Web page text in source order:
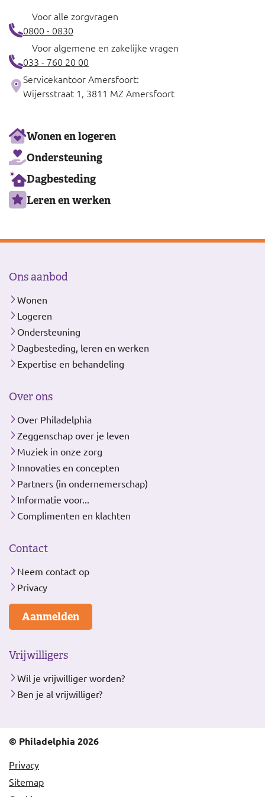
Voor alle zorgvragen
0800 - 0830
Voor algemene en zakelijke vragen
033 - 760 20 00
Servicekantoor Amersfoort:
Wijersstraat 1, 3811 MZ Amersfoort
Ons
aanbod
Wonen en logeren
Ondersteuning
Dagbesteding
Leren en werken
Ons aanbod
Wonen
Logeren
Ondersteuning
Dagbesteding, leren en werken
Expertise en behandeling
Over ons
Over Philadelphia
Zeggenschap over je leven
Muziek in onze zorg
Innovaties en concepten
Partners (in ondernemerschap)
Informatie voor...
Complimenten en klachten
Contact
Neem contact op
Privacy
Aanmelden
Vrijwilligers
Wil je vrijwilliger worden?
Ben je al vrijwilliger?
© Philadelphia 2026
Privacy
Sitemap